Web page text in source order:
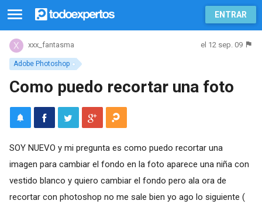
ENTRAR
Adobe Photoshop
xxx_fantasma el 12 sep. 09
Como puedo recortar una foto
SOY NUEVO y mi pregunta es como puedo recortar una
imagen para cambiar el fondo en la foto aparece una niña con
vestido blanco y quiero cambiar el fondo pero ala ora de
recortar con photoshop no me sale bien yo ago lo siguiente (